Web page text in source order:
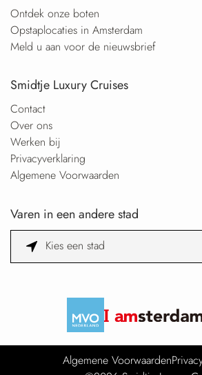
Ontdek onze boten
Opstaplocaties in Amsterdam
Meld u aan voor de nieuwsbrief
Smidtje Luxury Cruises
Contact
Over ons
Werken bij
Privacyverklaring
Algemene Voorwaarden
Varen in een andere stad
Kies een stad
Algemene Voorwaarden